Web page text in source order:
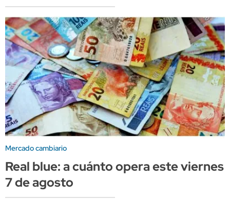
Mercado cambiario
Real blue: a cuánto opera este viernes
7 de agosto